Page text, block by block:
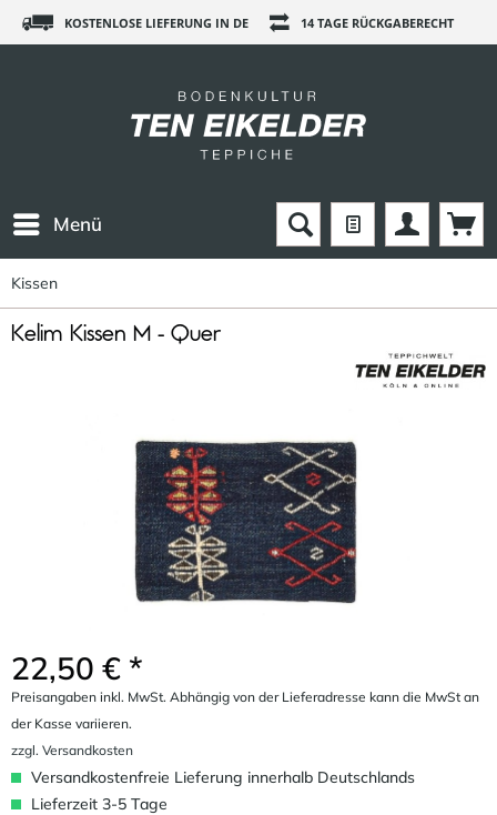
KOSTENLOSE LIEFERUNG IN DE 14 TAGE RÜCKGABERECHT
Menü
Kissen
Kelim Kissen M - Quer
22,50 € *
Preisangaben inkl. MwSt. Abhängig von der Lieferadresse kann die MwSt an
der Kasse variieren.
zzgl. Versandkosten
Versandkostenfreie Lieferung innerhalb Deutschlands
Lieferzeit 3-5 Tage